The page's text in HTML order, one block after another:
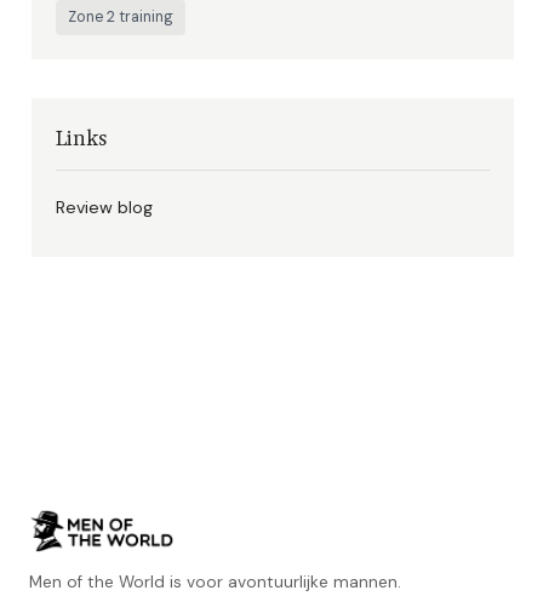
Zone 2 training
Links
Review blog
Men of the World is voor avontuurlijke mannen.